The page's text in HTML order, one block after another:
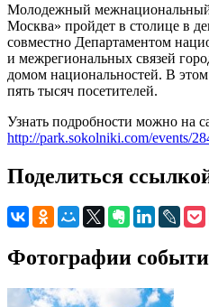
Молодежный межнациональный
Москва» пройдет в столице в
совместно Департаментом
и межрегиональных связей
домом национальностей. В
пять тысяч посетителей.
Узнать подробности можно на
http://park.sokolniki.com/events/
Поделиться
Фотографии